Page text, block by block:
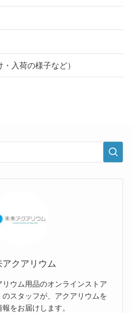
入荷の様子など）
アクアリウム
ウム用品のオンラインストア
のスタッフが、アクアリウムを
をお届けします。